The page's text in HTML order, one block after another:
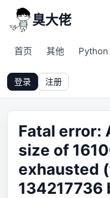
臭大佬
首页 其他 Python
登录 注册
Fatal error:
size of
exhausted
134217736